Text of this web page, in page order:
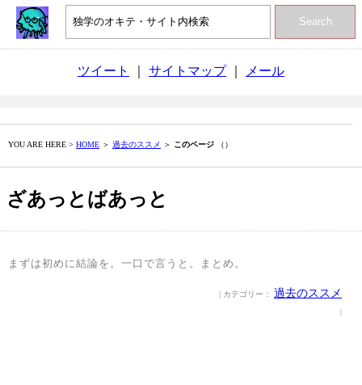
Search
ツイート サイトマップ｜ メール
YOU ARE HERE > HOME ＞ 過去のススメ ＞ このページ （）
ざあっとばあっと
まずは初めに結論を。一口で言うと。まとめ。
| カテゴリー： 過去のススメ
|